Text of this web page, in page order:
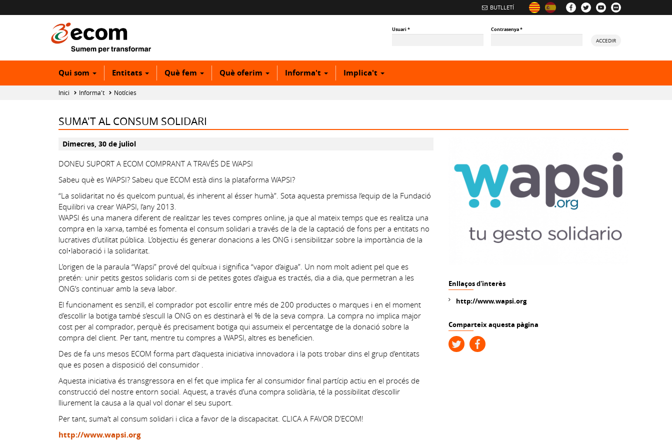
BUTLLETÍ
Usuari* Contrasenya*
ACCEDIR
Qui som Entitats Què fem Què oferim Informa't Implica't
Inici Informa't Notícies
SUMA'T AL CONSUM SOLIDARI
Dimecres, 30 de juliol
DONEU SUPORT A ECOM COMPRANT A TRAVÉS DE WAPSI
Sabeu què es WAPSI? Sabeu que ECOM està dins la plataforma WAPSI?
“La solidaritat no és quelcom puntual, és inherent al ésser humà”. Sota aquesta premissa l’equip de la Fundació
Equilibri va crear WAPSI, l’any 2013.
WAPSI és una manera diferent de realitzar les teves compres online, ja que al mateix temps que es realitza una
compra en la xarxa, també es fomenta el consum solidari a través de la de la captació de fons per a entitats no
lucratives d’utilitat pública. L’objectiu és generar donacions a les ONG i sensibilitzar sobre la importància de la
col•laboració i la solidaritat.
L’origen de la paraula “Wapsi” prové del quítxua i significa “vapor d’aigua”. Un nom molt adient pel que es
pretén: unir petits gestos solidaris com si de petites gotes d’aigua es tractés, dia a dia, que permetran a les
ONG’s continuar amb la seva labor.
El funcionament es senzill, el comprador pot escollir entre més de 200 productes o marques i en el moment
d’escollir la botiga també s’escull la ONG on es destinarà el % de la seva compra. La compra no implica major
cost per al comprador, perquè és precisament botiga qui assumeix el percentatge de la donació sobre la
compra del client. Per tant, mentre tu compres a WAPSI, altres es beneficien.
Des de fa uns mesos ECOM forma part d’aquesta iniciativa innovadora i la pots trobar dins el grup d’entitats
que es posen a disposició del consumidor .
Aquesta iniciativa és transgressora en el fet que implica fer al consumidor final partícip actiu en el procés de
construcció del nostre entorn social. Aquest, a través d’una compra solidària, té la possibilitat d’escollir
lliurement la causa a la qual vol donar el seu suport.
Per tant, suma’t al consum solidari i clica a favor de la discapacitat. CLICA A FAVOR D’ECOM!
http://www.wapsi.org
Enllaços d'interès
http://www.wapsi.org
Comparteix aquesta pàgina